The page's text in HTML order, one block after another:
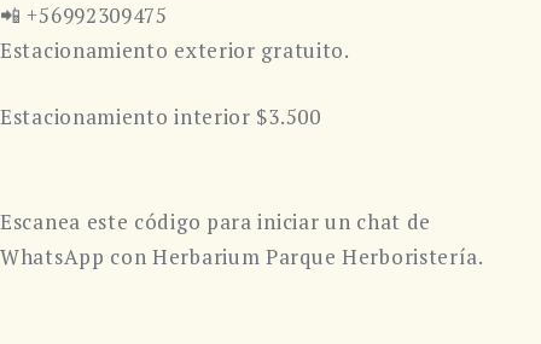
📲 +56992309475
Estacionamiento exterior gratuito.
Estacionamiento interior $3.500
Escanea este código para iniciar un chat de
WhatsApp con Herbarium Parque Herboristería.